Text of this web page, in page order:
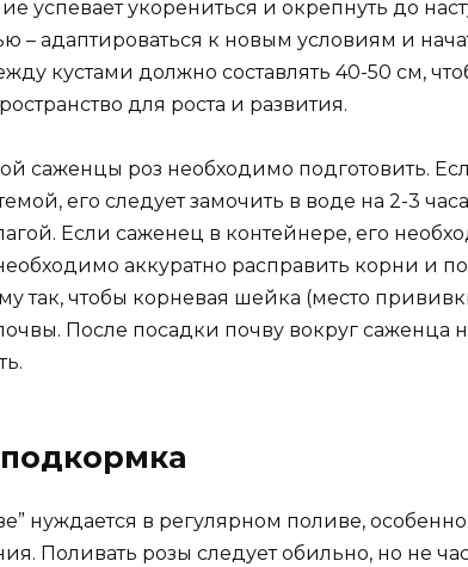
успевает укорениться и окрепнуть до
– адаптироваться к новым условиям и
кустами должно составлять 40-50 см,
для роста и развития.
саженцы роз необходимо подготовить.
его следует замочить в воде на 2-3
Если саженец в контейнере, его
аккуратно расправить корни и
так, чтобы корневая шейка (место
После посадки почву вокруг саженца
нуждается в регулярном поливе,
Поливать розы следует обильно, но не